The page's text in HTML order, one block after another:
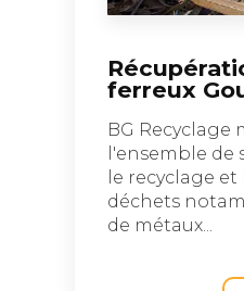
ferreux
BG Recyclage
l'ensemble de
le recyclage
déchets
de métaux...